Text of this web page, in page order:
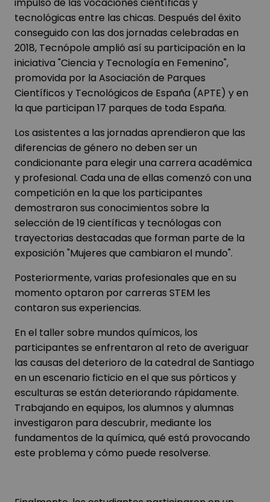
impulso de las vocaciones científicas y
tecnológicas entre las chicas. Después del éxito
conseguido con las dos jornadas celebradas en
2018, Tecnópole amplió así su participación en la
iniciativa "Ciencia y Tecnología en Femenino",
promovida por la Asociación de Parques
Científicos y Tecnológicos de España (APTE) y en
la que participan 17 parques de toda España.
Los asistentes a las jornadas aprendieron que las
diferencias de género no deben ser un
condicionante para elegir una carrera académica
y profesional. Cada una de ellas comenzó con una
competición en la que los participantes
demostraron sus conocimientos sobre la
selección de 19 científicas y tecnólogas con
trayectorias destacadas que forman parte de la
exposición "Mujeres que cambiaron el mundo".
Posteriormente, varias profesionales que en su
momento optaron por carreras STEM les
contaron sus experiencias.
En el taller sobre mundos químicos, los
participantes se enfrentaron al reto de averiguar
las causas del deterioro de la catedral de Santiago
en un escenario ficticio en el que sus pórticos y
esculturas se están deteriorando rápidamente.
Trabajando en equipos, los alumnos y alumnas
investigaron para descubrir, mediante los
fundamentos de la química, qué está provocando
este problema y cómo puede resolverse.